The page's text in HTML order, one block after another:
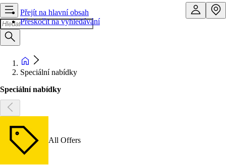
Přejít na hlavní obsah
Přeskočit na vyhledávání
Speciální nabídky
Speciální nabídky
All Offers